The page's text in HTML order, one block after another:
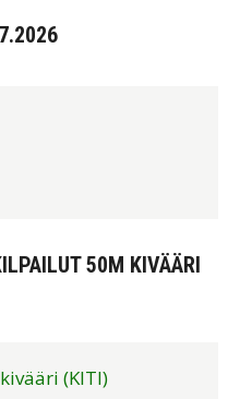
50M KIVÄÄRI
(KITI)